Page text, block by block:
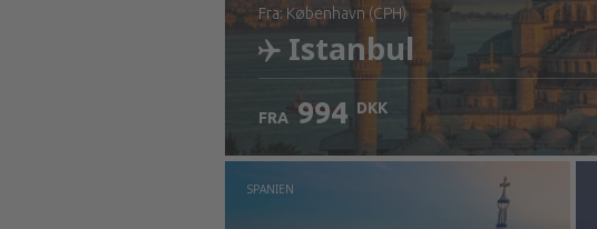
fra: København (CPH)
Istanbul
Kontrollér oplysninger
FRA 994 DKK
SPANIEN